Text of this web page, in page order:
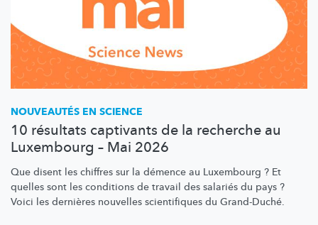
NOUVEAUTÉS EN SCIENCE
10 résultats captivants de la recherche au
Luxembourg – Mai 2026
Que disent les chiffres sur la démence au Luxembourg ? Et
quelles sont les conditions de travail des salariés du pays ?
Voici les dernières nouvelles scientifiques du Grand-Duché.